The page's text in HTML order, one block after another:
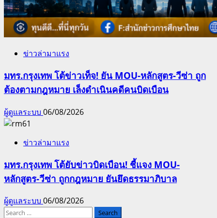
ข่าวล่ามาแรง
มทร.กรุงเทพ โต้ข่าวเท็จ! ยัน MOU-หลักสูตร-วีซ่า ถูก
ต้องตามกฎหมาย เล็งดำเนินคดีคนบิดเบือน
ผู้ดูแลระบบ 06/08/2026
ข่าวล่ามาแรง
มทร.กรุงเทพ โต้ยับข่าวบิดเบือน! ชี้แจง MOU-
หลักสูตร-วีซ่า ถูกกฎหมาย ยันยึดธรรมาภิบาล
ผู้ดูแลระบบ 06/08/2026
Search